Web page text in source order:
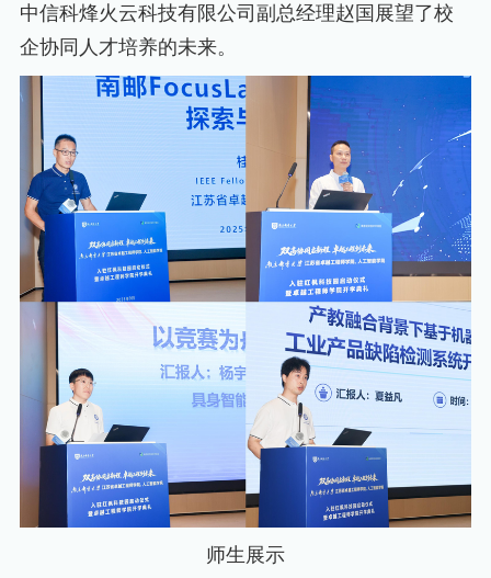
中信科烽火云科技有限公司副总经理赵国展望了校
企协同人才培养的未来。
师生展示